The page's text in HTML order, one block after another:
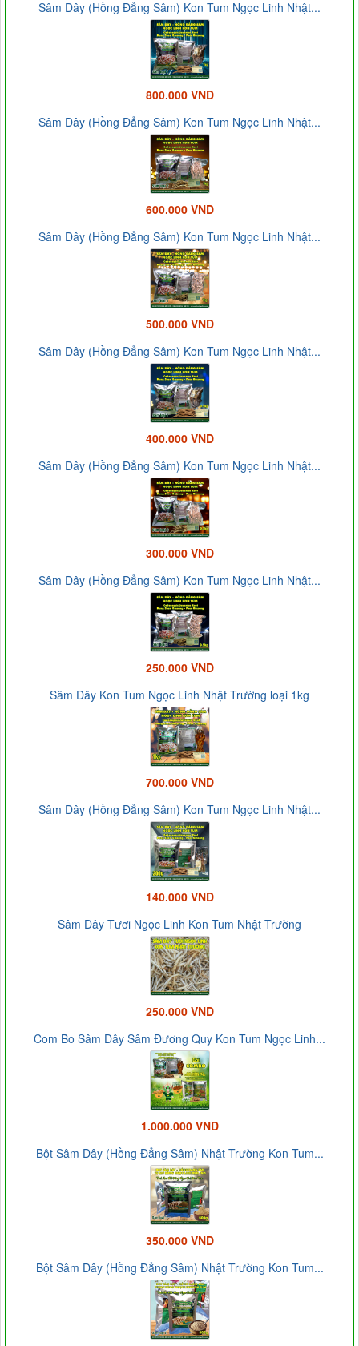
Sâm Dây (Hồng Đẳng Sâm) Kon Tum Ngọc Linh Nhật...
800.000 VND
Sâm Dây (Hồng Đẳng Sâm) Kon Tum Ngọc Linh Nhật...
600.000 VND
Sâm Dây (Hồng Đẳng Sâm) Kon Tum Ngọc Linh Nhật...
500.000 VND
Sâm Dây (Hồng Đẳng Sâm) Kon Tum Ngọc Linh Nhật...
400.000 VND
Sâm Dây (Hồng Đẳng Sâm) Kon Tum Ngọc Linh Nhật...
300.000 VND
Sâm Dây (Hồng Đẳng Sâm) Kon Tum Ngọc Linh Nhật...
250.000 VND
Sâm Dây Kon Tum Ngọc Linh Nhật Trường loại 1kg
700.000 VND
Sâm Dây (Hồng Đẳng Sâm) Kon Tum Ngọc Linh Nhật...
140.000 VND
Sâm Dây Tươi Ngọc Linh Kon Tum Nhật Trường
250.000 VND
Com Bo Sâm Dây Sâm Đương Quy Kon Tum Ngọc Linh...
1.000.000 VND
Bột Sâm Dây (Hồng Đẳng Sâm) Nhật Trường Kon Tum...
350.000 VND
Bột Sâm Dây (Hồng Đẳng Sâm) Nhật Trường Kon Tum...